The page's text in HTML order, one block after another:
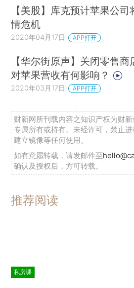
【美股】库克预计苹果公
情危机
2020年04月17日 APP打开
【华尔街原声】关闭零售商
对苹果营收有何影响？
2020年03月17日 APP打开
财新网所刊载内容之知识产权为财
专属所有或持有。未经许可，禁止
建立镜像等任何使用。
如有意愿转载，请发邮件至
确认及授权后，方可转载。
推荐阅读
私房课